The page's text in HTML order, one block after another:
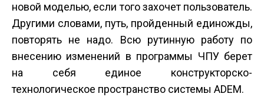
новой моделью, если того захочет пользователь.
Другими словами, путь, пройденный единожды,
повторять не надо. Всю рутинную работу по
внесению изменений в программы ЧПУ берет
на себя единое конструкторско-
технологическое пространство системы ADEM.